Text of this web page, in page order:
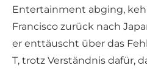
Entertainment abging,
Francisco zurück nach
er enttäuscht über das
T, trotz Verständnis dafür,